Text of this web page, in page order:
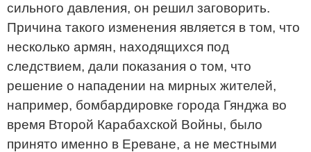
сильного давления, он решил заговорить.
Причина такого изменения является в том, что
несколько армян, находящихся под
следствием, дали показания о том, что
решение о нападении на мирных жителей,
например, бомбардировке города Гянджа во
время Второй Карабахской Войны, было
принято именно в Ереване, а не местными